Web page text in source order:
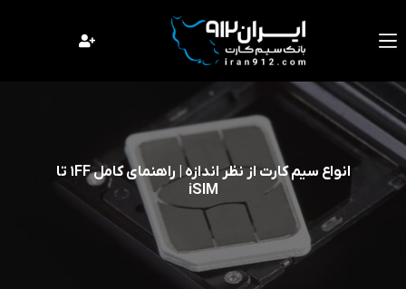
محتوا
انواع سیم کارت از نظر اندازه | راهنمای کامل 1FF تا
iSIM